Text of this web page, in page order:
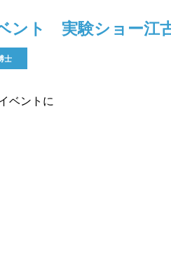
ント 実験ショー江
士
ベントに